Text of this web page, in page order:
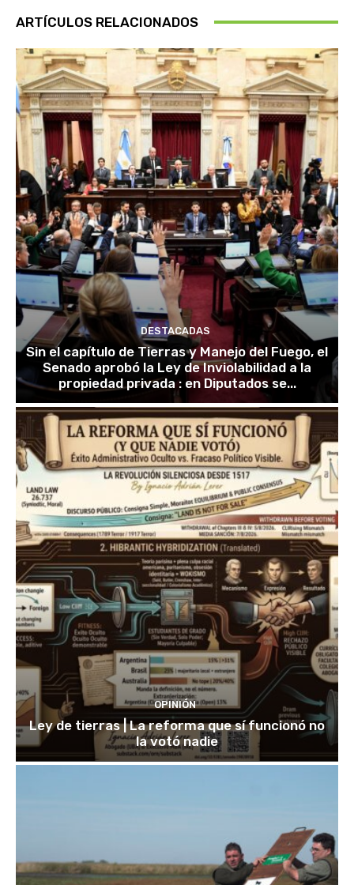
ARTÍCULOS RELACIONADOS
DESTACADAS
Sin el capítulo de Tierras y Manejo del Fuego, el
Senado aprobó la Ley de Inviolabilidad a la
propiedad privada : en Diputados se...
OPINIÓN
Ley de tierras | La reforma que sí funcionó no
la votó nadie